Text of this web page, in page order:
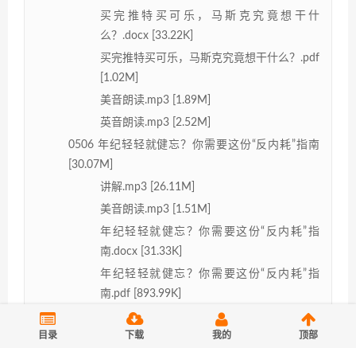
买完推特买可乐，马斯克究竟想干什
么？.docx [33.22K]
买完推特买可乐，马斯克究竟想干什么？.pdf
[1.02M]
美音朗读.mp3 [1.89M]
英音朗读.mp3 [2.52M]
0506 年纪轻轻就健忘？你需要这份“反内耗”指南
[30.07M]
讲解.mp3 [26.11M]
美音朗读.mp3 [1.51M]
年纪轻轻就健忘？你需要这份“反内耗”指
南.docx [31.33K]
年纪轻轻就健忘？你需要这份“反内耗”指
南.pdf [893.99K]
英音朗读.mp3 [1.55M]
0509 下注中国市场？“钢琴之王”施坦威再启上市计
目录 下载 我的 顶部